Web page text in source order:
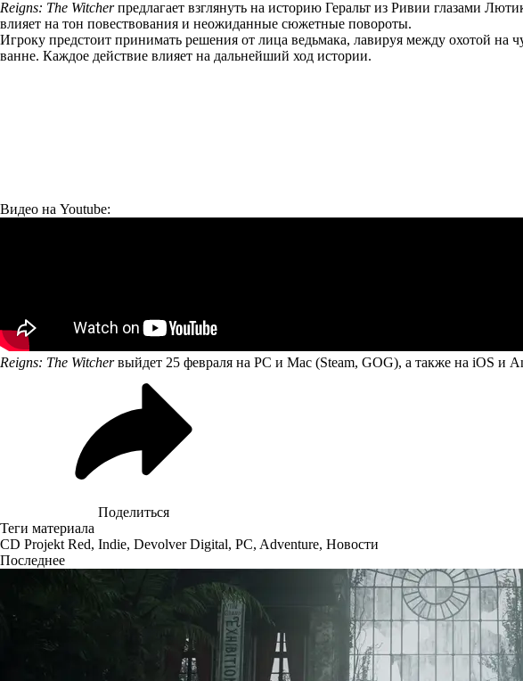
Reigns: The Witcherпредлагает взглянуть на историю Геральт из Ривии глазами
влияет на тон повествования и неожиданные сюжетные повороты.
Игроку предстоит принимать решения от лица ведьмака, лавируя между охотой
ванне. Каждое действие влияет на дальнейший ход истории.
Видео на Youtube:
Reigns: The Witcherвыйдет 25 февраля на PC и Mac (Steam, GOG), а также на iOS и
Поделиться
Теги материала
CD Projekt Red, Indie, Devolver Digital, PC, Adventure, Новости
Последнее